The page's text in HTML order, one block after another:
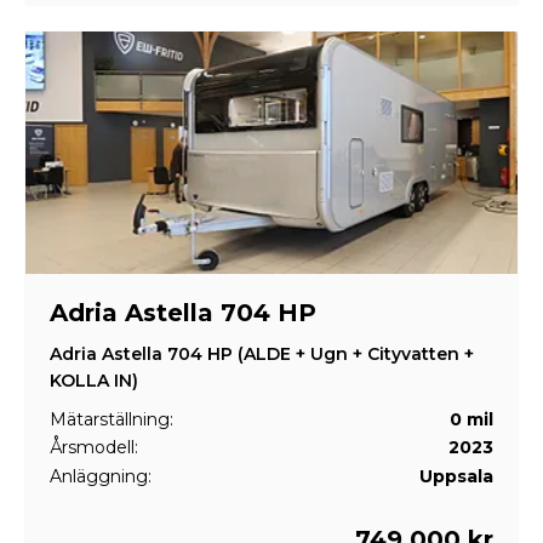
Adria Astella 704 HP
Adria Astella 704 HP (ALDE + Ugn + Cityvatten +
KOLLA IN)
Mätarställning:
0 mil
Årsmodell:
2023
Anläggning:
Uppsala